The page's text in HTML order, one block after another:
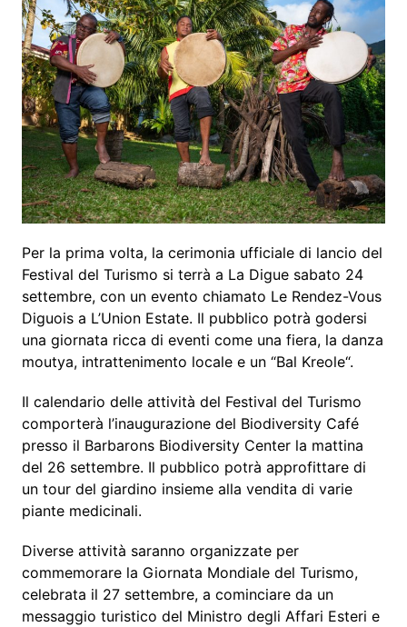
Per la prima volta, la cerimonia ufficiale di lancio del
Festival del Turismo si terrà a La Digue sabato 24
settembre, con un evento chiamato Le Rendez-Vous
Diguois a L’Union Estate. Il pubblico potrà godersi
una giornata ricca di eventi come una fiera, la danza
moutya, intrattenimento locale e un “Bal Kreole“.
Il calendario delle attività del Festival del Turismo
comporterà l’inaugurazione del Biodiversity Café
presso il Barbarons Biodiversity Center la mattina
del 26 settembre. Il pubblico potrà approfittare di
un tour del giardino insieme alla vendita di varie
piante medicinali.
Diverse attività saranno organizzate per
commemorare la Giornata Mondiale del Turismo,
celebrata il 27 settembre, a cominciare da un
messaggio turistico del Ministro degli Affari Esteri e